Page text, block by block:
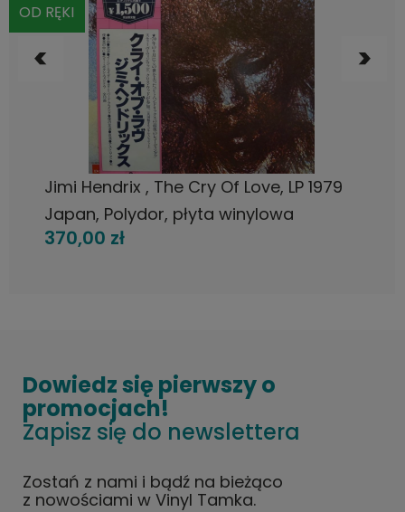
Jimi Hendrix , The Cry Of Love, LP 1979
Japan, Polydor, płyta winylowa
370,00 zł
DO KOSZYKA
OD RĘKI
Dowiedz się pierwszy o
promocjach!
Zapisz się do newslettera
Zostań z nami i bądź na bieżąco
z nowościami w Vinyl Tamka.